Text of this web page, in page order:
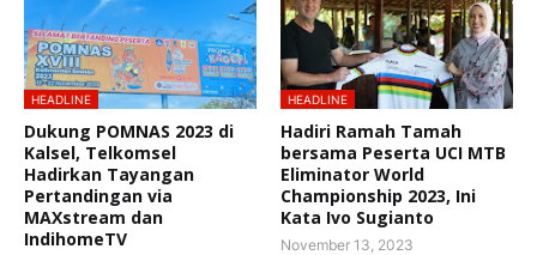
HEADLINE
Dukung POMNAS 2023 di
Kalsel, Telkomsel
Hadirkan Tayangan
Pertandingan via
MAXstream dan
IndihomeTV
HEADLINE
Hadiri Ramah Tamah
bersama Peserta UCI MTB
Eliminator World
Championship 2023, Ini
Kata Ivo Sugianto
November 13, 2023